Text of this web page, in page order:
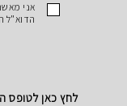
אני
הדוא"ל
לחץ כאן לטופס